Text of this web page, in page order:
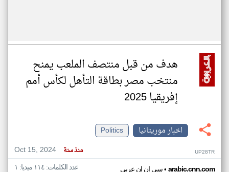
هدف من قبل منتصف الملعب يمنح
منتخب مصر بطاقة التأهل لكأس أمم
إفريقيا 2025
اخبار موريتانيا
Politics
Oct 15, 2024
منذ سنة UP28TR
سي ان ان عربي arabic.cnn.com عدد الكلمات: ١١٤ ميديا: ١